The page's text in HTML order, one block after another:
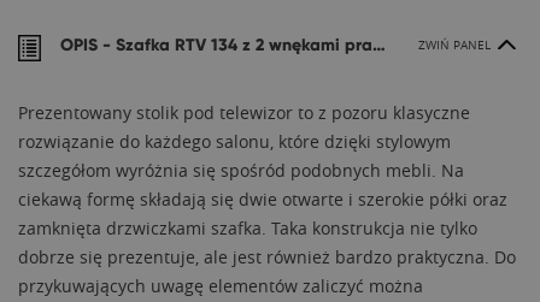
OPIS - Szafka RTV 134 z 2 wnękami prawymi BIANCO ZWIŃ PANEL
Prezentowany stolik pod telewizor to z pozoru klasyczne
rozwiązanie do każdego salonu, które dzięki stylowym
szczegółom wyróżnia się spośród podobnych mebli. Na
ciekawą formę składają się dwie otwarte i szerokie półki oraz
zamknięta drzwiczkami szafka. Taka konstrukcja nie tylko
dobrze się prezentuje, ale jest również bardzo praktyczna. Do
przykuwających uwagę elementów zaliczyć można